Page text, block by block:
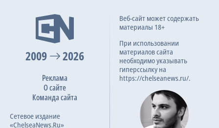
2009 2026
Реклама
О сайте
Команда сайта
Сетевое издание
«ChelseaNews.Ru»
Веб-сайт может содержать
материалы 18+
При использовании
материалов сайта
необходимо указывать
гиперссылку на
https://chelseanews.ru/.